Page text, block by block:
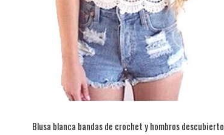
Blusa blanca bandas de crochet y hombros